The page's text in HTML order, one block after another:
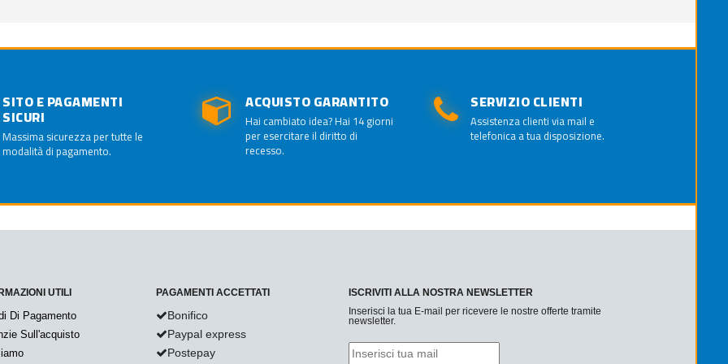
SITO E PAGAMENTI
SICURI
Massima sicurezza per tutte le
modalità di pagamento.
ACQUISTO GARANTITO
Hai cambiato idea? Hai 14 giorni
per esercitare il diritto di
recesso.
SERVIZIO CLIENTI
Assistenza clienti via mail e
telefonica a tua disposizione.
UTILI
Di Pagamento
Sull'acquisto
PAGAMENTI ACCETTATI
Bonifico
Paypal express
Postepay
ISCRIVITI ALLA NOSTRA NEWSLETTER
Inserisci la tua E-mail per ricevere le nostre offerte tramite
newsletter.